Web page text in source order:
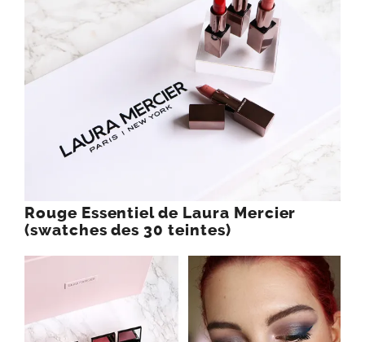
Rouge Essentiel de Laura Mercier
(swatches des 30 teintes)